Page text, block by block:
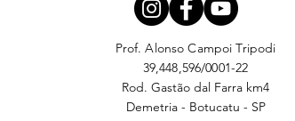
Prof. Alonso Campoi Tripodi
39,448,596/0001-22
Rod. Gastão dal Farra km4
Demetria - Botucatu - SP